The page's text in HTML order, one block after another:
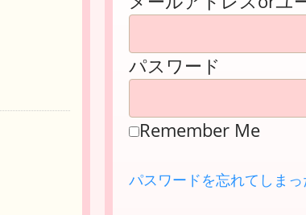
パスワード
Remember Me
パスワードを忘れてしまっ